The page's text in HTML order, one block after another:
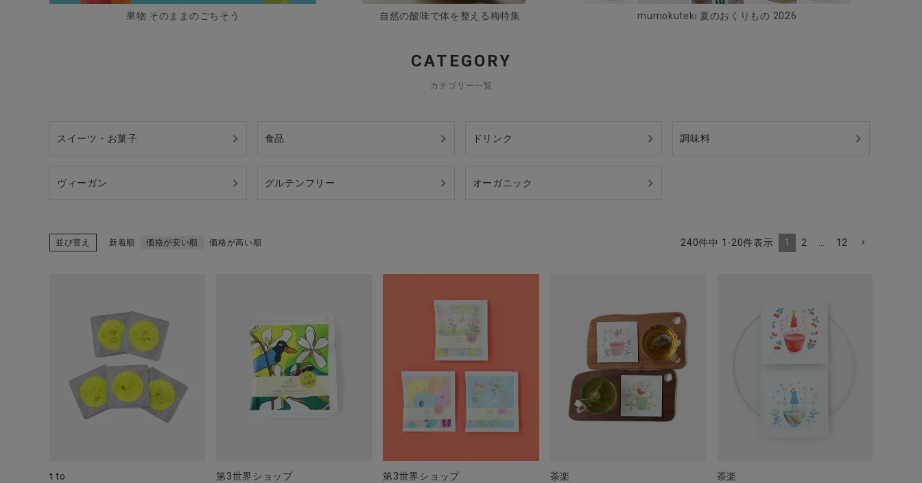
果物 そのままのごちそう 自然の酸味で体を整える梅特集 mumokuteki 夏のおくりもの 2026
CATEGORY
カテゴリー一覧
スイーツ・お菓子 食品 ドリンク 調味料
ヴィーガン グルテンフリー オーガニック
並び替え 新着順 価格が安い順 価格が高い順 240件中 1 -20件表示 1 2 12
t to
第3世界ショップ
第3世界ショップ
茶楽
茶楽